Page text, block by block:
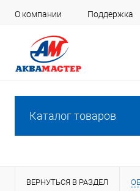
О компании Поддержка
Каталог товаров
ВЕРНУТЬСЯ В РАЗДЕЛ